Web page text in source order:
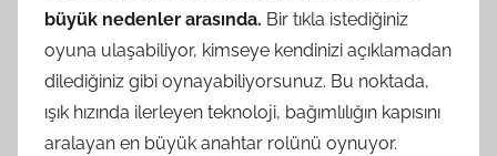
büyük nedenler arasında. Bir tıkla istediğiniz
oyuna ulaşabiliyor, kimseye kendinizi açıklamadan
dilediğiniz gibi oynayabiliyorsunuz. Bu noktada,
ışık hızında ilerleyen teknoloji, bağımlılığın kapısını
aralayan en büyük anahtar rolünü oynuyor.